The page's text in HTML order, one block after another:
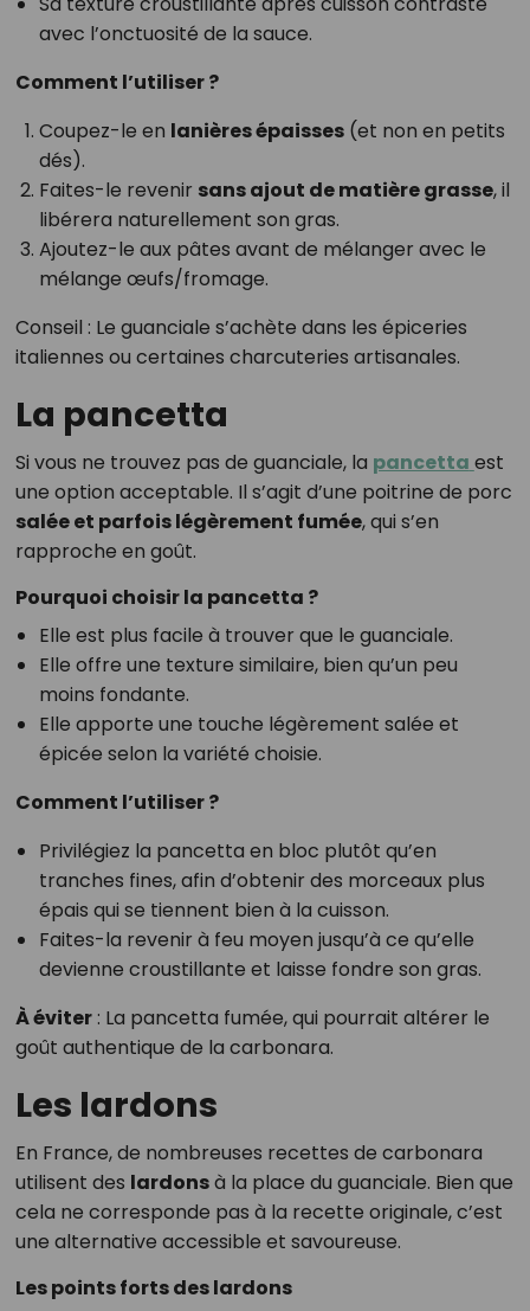
avec l’onctuosité de la sauce.
Comment l’utiliser ?
Coupez-le en lanières épaisses(et non en petits
dés).
Faites-le revenir sans ajout de matière grasse, il
libérera naturellement son gras.
Ajoutez-le aux pâtes avant de mélanger avec le
mélange œufs/fromage.
Conseil : Le guanciale s’achète dans les épiceries
italiennes ou certaines charcuteries artisanales.
La pancetta
Si vous ne trouvez pas de guanciale, la pancetta est
une option acceptable. Il s’agit d’une poitrine de porc
salée et parfois légèrement fumée, qui s’en
rapproche en goût.
Pourquoi choisir la pancetta ?
Elle est plus facile à trouver que le guanciale.
Elle offre une texture similaire, bien qu’un peu
moins fondante.
Elle apporte une touche légèrement salée et
épicée selon la variété choisie.
Comment l’utiliser ?
Privilégiez la pancetta en bloc plutôt qu’en
tranches fines, afin d’obtenir des morceaux plus
épais qui se tiennent bien à la cuisson.
Faites-la revenir à feu moyen jusqu’à ce qu’elle
devienne croustillante et laisse fondre son gras.
À éviter: La pancetta fumée, qui pourrait altérer le
goût authentique de la carbonara.
Les lardons
En France, de nombreuses recettes de carbonara
utilisent des lardonsà la place du guanciale. Bien que
cela ne corresponde pas à la recette originale, c’est
une alternative accessible et savoureuse.
Les points forts des lardons